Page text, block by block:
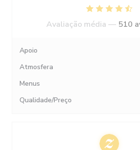
Avaliação média — 510
Apoio
Atmosfera
Menus
Qualidade/Preço